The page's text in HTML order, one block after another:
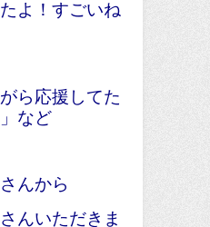
よ！すごいね
ら応援してた
など
んから
んいただきま